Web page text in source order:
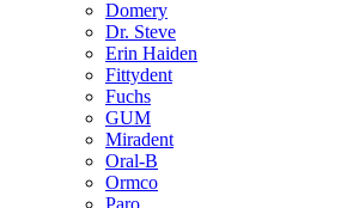
Domery
Dr. Steve
Erin Haiden
Fittydent
Fuchs
GUM
Miradent
Oral-B
Ormco